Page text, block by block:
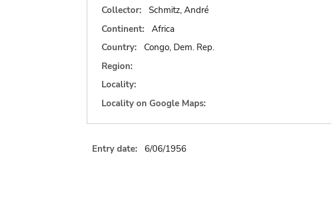
Collector:
Schmitz, André
Continent:
Africa
Country:
Congo, Dem. Rep.
Region:
Locality:
Locality on Google Maps:
Entry date: 6/06/1956